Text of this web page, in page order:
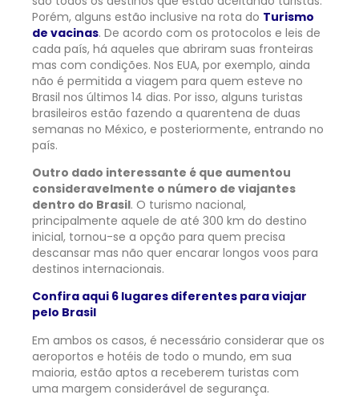
Porém, alguns estão inclusive na rota do Turismo
de vacinas. De acordo com os protocolos e leis de
cada país, há aqueles que abriram suas fronteiras
mas com condições. Nos EUA, por exemplo, ainda
não é permitida a viagem para quem esteve no
Brasil nos últimos 14 dias. Por isso, alguns turistas
brasileiros estão fazendo a quarentena de duas
semanas no México, e posteriormente, entrando no
país.
Outro dado interessante é que aumentou
consideravelmente o número de viajantes
dentro do Brasil. O turismo nacional,
principalmente aquele de até 300 km do destino
inicial, tornou-se a opção para quem precisa
descansar mas não quer encarar longos voos para
destinos internacionais.
Confira aqui 6 lugares diferentes para viajar
pelo Brasil
Em ambos os casos, é necessário considerar que os
aeroportos e hotéis de todo o mundo, em sua
maioria, estão aptos a receberem turistas com
uma margem considerável de segurança.